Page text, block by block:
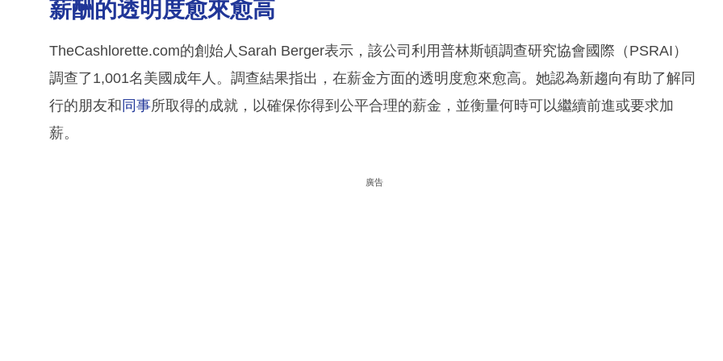
薪酬的透明度愈來愈高
TheCashlorette.com的創始人Sarah Berger表示，該公司利用普林斯頓調查研究協會國際（PSRAI）
調查了1,001名美國成年人。調查結果指出，在薪金方面的透明度愈來愈高。她認為新趨向有助了解同
行的朋友和 同事所取得的成就，以確保你得到公平合理的薪金，並衡量何時可以繼續前進或要求加
薪。
廣告